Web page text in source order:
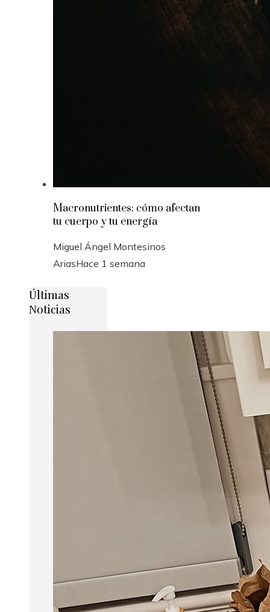
Macronutrientes: cómo afectan
tu cuerpo y tu energía
Miguel Ángel Montesinos
AriasHace 1 semana
Últimas
Noticias